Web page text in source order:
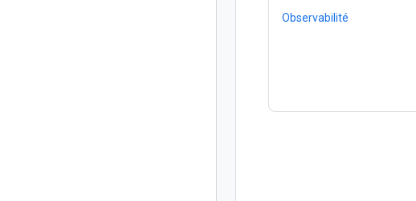
Observabilité